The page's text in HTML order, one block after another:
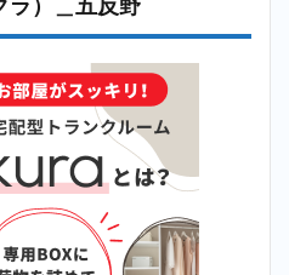
4
まと